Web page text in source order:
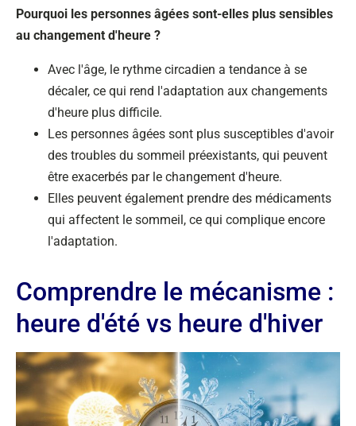
Pourquoi les personnes âgées sont-elles plus sensibles
au changement d'heure ?
Avec l'âge, le rythme circadien a tendance à se
décaler, ce qui rend l'adaptation aux changements
d'heure plus difficile.
Les personnes âgées sont plus susceptibles d'avoir
des troubles du sommeil préexistants, qui peuvent
être exacerbés par le changement d'heure.
Elles peuvent également prendre des médicaments
qui affectent le sommeil, ce qui complique encore
l'adaptation.
Comprendre le mécanisme :
heure d'été vs heure d'hiver